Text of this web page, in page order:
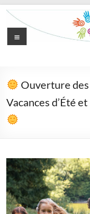
Aller
contenu
de
l'Enfance
de
Billère
à
loisir
Menu
Ouverture
Vacances d’Été